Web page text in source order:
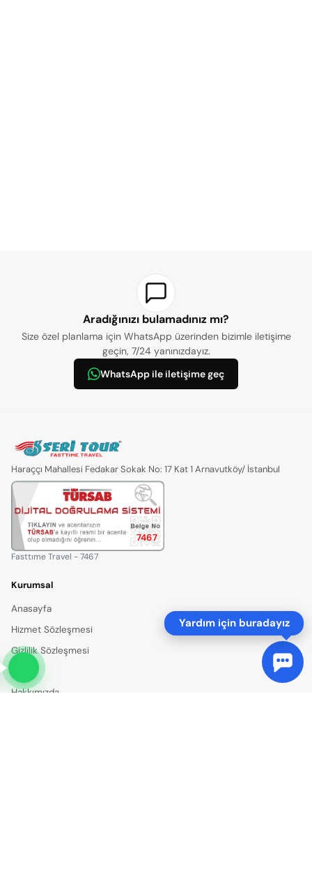
Aradığınızı bulamadınız mı?
Size özel planlama için WhatsApp üzerinden bizimle iletişime
geçin, 7/24 yanınızdayız.
WhatsApp ile iletişime geç
Haraççı Mahallesi Fedakar Sokak No: 17 Kat 1 Arnavutköy/ İstanbul
7467
Fasttıme Travel - 7467
Kurumsal
Anasayfa
Hizmet Sözleşmesi
Gizlilik Sözleşmesi
Hakkımızda
Yardım için buradayız